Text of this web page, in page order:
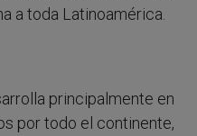
a toda Latinoamérica.
principalmente en
por todo el continente,